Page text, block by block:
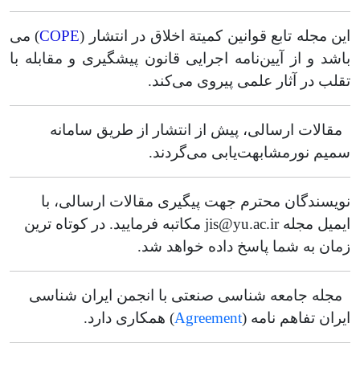
این‌ مجله تابع قوانین کمیتة اخلاق در انتشار (COPE) می
باشد و از آیین‌نامه اجرایی قانون پیشگیری و مقابله با
تقلب در آثار علمی پیروی می‌کند.
مقالات ارسالی، پیش از انتشار از طریق سامانه
سمیم نورمشابهت‌یابی می‌گردند.
نویسندگان محترم جهت پیگیری مقالات ارسالی، با
ایمیل مجله jis@yu.ac.ir مکاتبه فرمایید. در کوتاه ترین
زمان به شما پاسخ داده خواهد شد.
مجله جامعه شناسی صنعتی با انجمن ایران شناسی
ایران تفاهم نامه (
Agreement
) همکاری دارد.